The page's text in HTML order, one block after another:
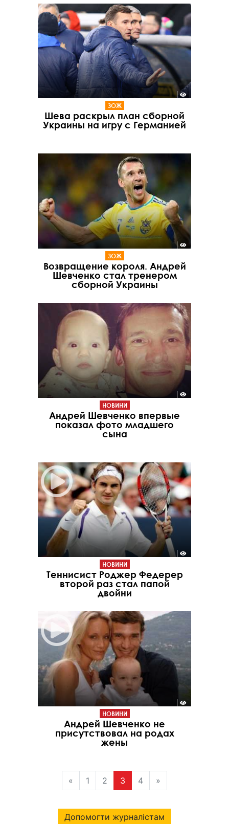
ЗОЖ
Шева раскрыл план сборной
Украины на игру с Германией
ЗОЖ
Возвращение короля. Андрей
Шевченко стал тренером
сборной Украины
НОВИНИ
Андрей Шевченко впервые
показал фото младшего
сына
НОВИНИ
Теннисист Роджер Федерер
второй раз стал папой
двойни
НОВИНИ
Андрей Шевченко не
присутствовал на родах
жены
« 1 2 3 4 »
Допомогти журналістам